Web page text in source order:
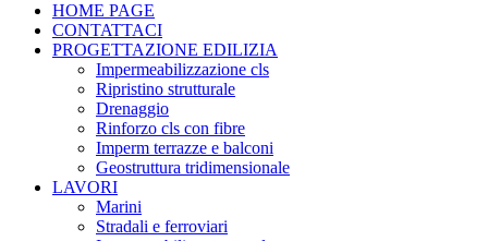
HOME PAGE
CONTATTACI
PROGETTAZIONE EDILIZIA
Impermeabilizzazione cls
Ripristino strutturale
Drenaggio
Rinforzo cls con fibre
Imperm terrazze e balconi
Geostruttura tridimensionale
LAVORI
Marini
Stradali e ferroviari